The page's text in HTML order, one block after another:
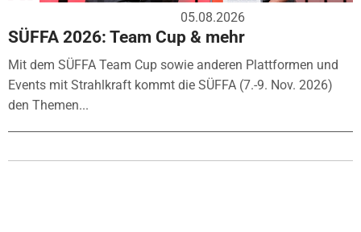
05.08.2026
SÜFFA 2026: Team Cup & mehr
Mit dem SÜFFA Team Cup sowie anderen Plattformen und
Events mit Strahlkraft kommt die SÜFFA (7.-9. Nov. 2026)
den Themen...